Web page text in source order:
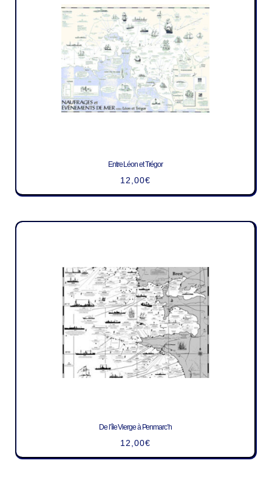
Entre Léon et Trégor
12,00€
De l’île Vierge à Penmarc’h
12,00€